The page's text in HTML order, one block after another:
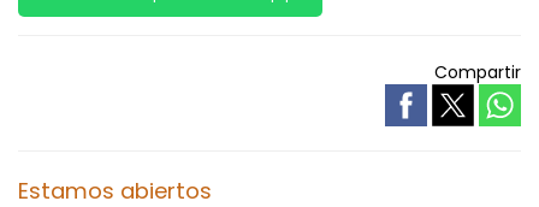
Compartir
Estamos abiertos